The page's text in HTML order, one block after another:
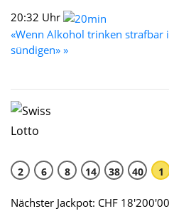
20:32 Uhr
«Wenn Alkohol trinken strafbar
sündigen» »
2 6 8 14 38 40 1
Nächster Jackpot: CHF